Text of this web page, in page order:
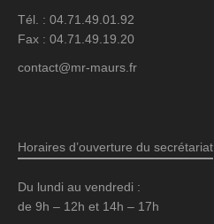
Tél. : 04.71.49.01.92
Fax : 04.71.49.19.20
contact@mr-maurs.fr
Horaires d’ouverture du secrétariat
Du lundi au vendredi :
de 9h – 12h et 14h – 17h